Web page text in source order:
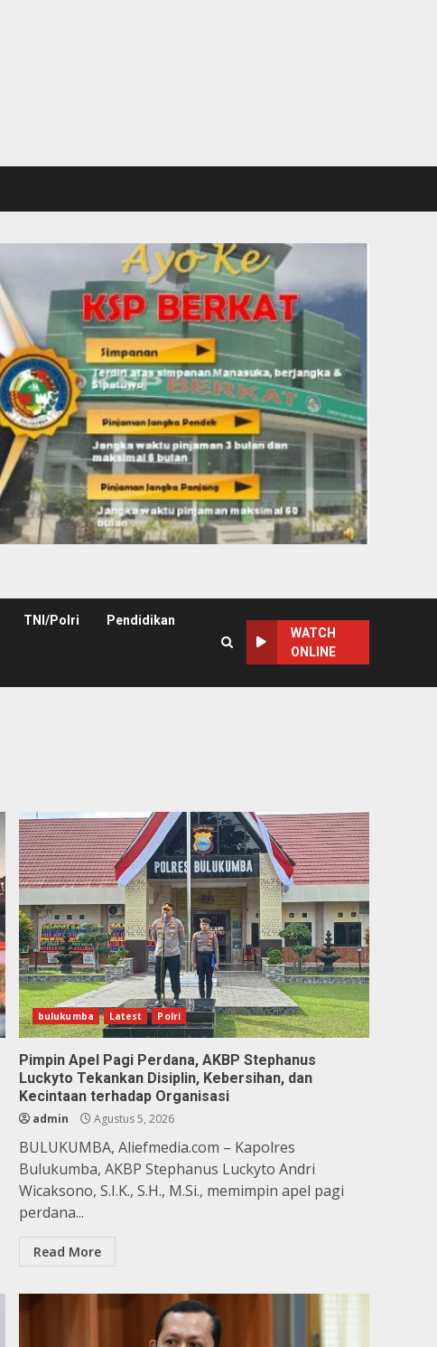
TNI/Polri Pendidikan
WATCH
ONLINE
bulukumba Latest Polri
Pimpin Apel Pagi Perdana, AKBP Stephanus
Luckyto Tekankan Disiplin, Kebersihan, dan
Kecintaan terhadap Organisasi
admin Agustus 5, 2026
BULUKUMBA, Aliefmedia.com – Kapolres
Bulukumba, AKBP Stephanus Luckyto Andri
Wicaksono, S.I.K., S.H., M.Si., memimpin apel pagi
perdana...
Read More